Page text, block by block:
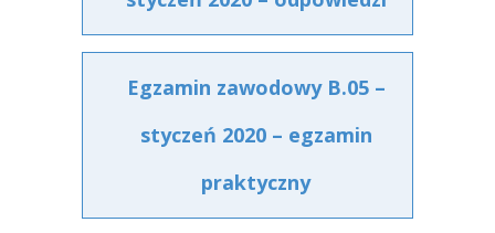
Egzamin zawodowy B.05 –
styczeń 2020 – egzamin
praktyczny